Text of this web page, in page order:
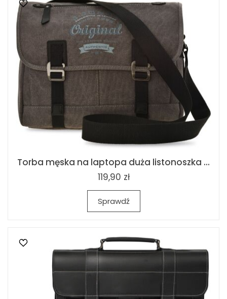
Torba męska na laptopa duża listonoszka ...
119,90 zł
Sprawdź